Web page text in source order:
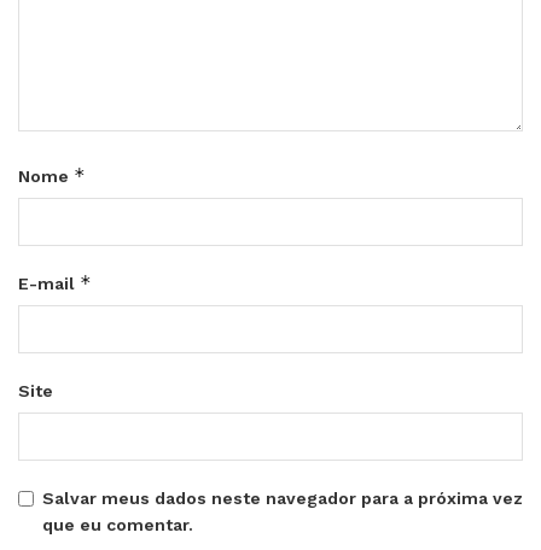
Nome *
E-mail *
Site
Salvar meus dados neste navegador para a próxima vez
que eu comentar.